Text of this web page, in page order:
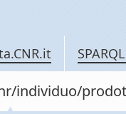
individuo/